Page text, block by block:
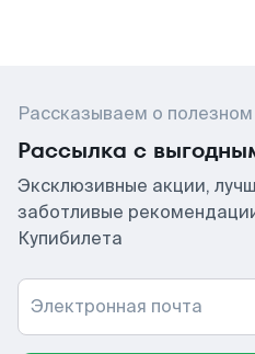
Рассказываем о
Рассылка с
Эксклюзивные акции,
заботливые
Купибилета
Электронная почта